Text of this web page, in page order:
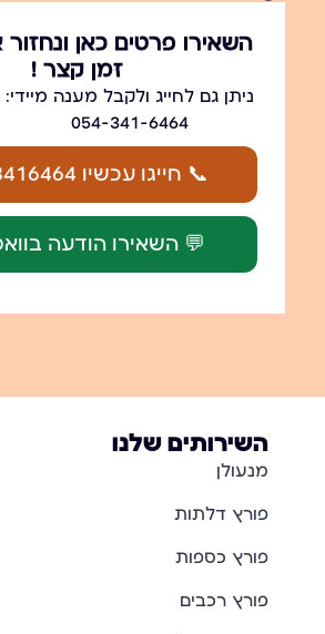
השאירו פרטים כאן
זמן קצר !
ניתן גם לחייג ולקבל מענה מיידי:
054-341-6464
📞 חייגו עכשיו 054-3416464
💬 השאירו הודעה
השירותים שלנו
מנעולן
פורץ דלתות
פורץ כספות
פורץ רכבים